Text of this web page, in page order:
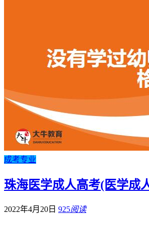
成考专业
珠海医学成人高考(医学成
2022年4月20日 925阅读